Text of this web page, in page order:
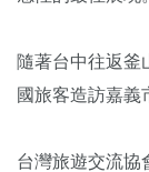
隨著台中往返釜
國旅客造訪嘉義
台灣旅遊交流協